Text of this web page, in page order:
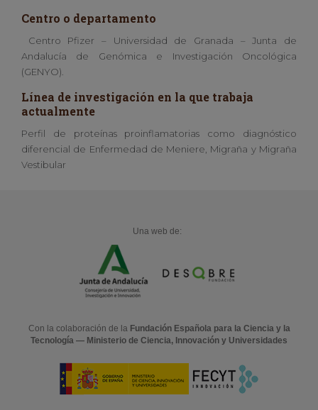
Centro o departamento
Centro Pfizer – Universidad de Granada – Junta de
Andalucía de Genómica e Investigación Oncológica
(GENYO).
Línea de investigación en la que trabaja
actualmente
Perfil de proteínas proinflamatorias como diagnóstico
diferencial de Enfermedad de Meniere, Migraña y Migraña
Vestibular
Una web de:
Con la colaboración de la Fundación Española para la Ciencia y la
Tecnología — Ministerio de Ciencia, Innovación y Universidades